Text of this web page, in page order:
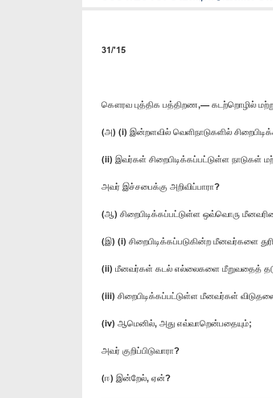
31/'15
கௌரவ புத்திக பத்திறண,— கடற்றொழில்
(அ) (i) இன்றளவில் வெளிநாடுகளில்
(ii) இவர்கள் சிறைபிடிக்கப்பட்டுள்ள
அவர் இச்சபைக்கு அறிவிப்பாரா?
(ஆ) சிறைபிடிக்கப்பட்டுள்ள ஒவ்வொரு
(இ) (i) சிறைபிடிக்கப்படுகின்ற மீனவர்களை
(ii) மீனவர்கள் கடல் எல்லைகளை மீறுவதைத்
(iii) சிறைபிடிக்கப்பட்டுள்ள மீனவர்கள்
(iv) ஆமெனில், அது எவ்வாறென்பதையும்;
அவர் குறிப்பிடுவாரா?
(ஈ) இன்றேல், ஏன்?